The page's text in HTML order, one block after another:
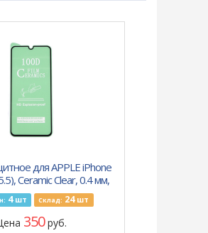
для APPLE iPhone
Ceramic Clear, 0.4 мм,
полн. клей, ч
4шт Склад: 24шт
350руб.